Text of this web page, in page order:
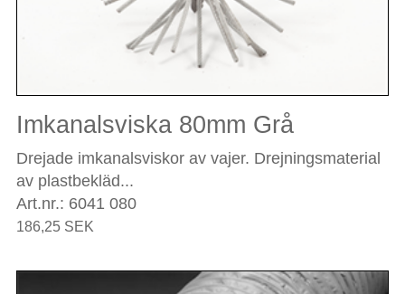
Imkanalsviska 80mm Grå
Drejade imkanalsviskor av vajer. Drejningsmaterial
av plastbekläd...
Art.nr.: 6041 080
186,25 SEK